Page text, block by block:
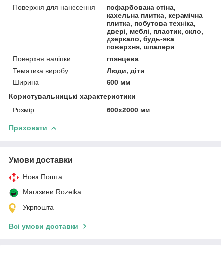
Поверхня для нанесення
пофарбована стіна,
кахельна плитка, керамічна
плитка, побутова техніка,
двері, меблі, пластик, скло,
дзеркало, будь-яка
поверхня, шпалери
Поверхня наліпки
глянцева
Тематика виробу
Люди, діти
Ширина
600 мм
Користувальницькі характеристики
Розмір
600х2000 мм
Приховати
Умови доставки
Нова Пошта
Магазини Rozetka
Укрпошта
Всі умови доставки